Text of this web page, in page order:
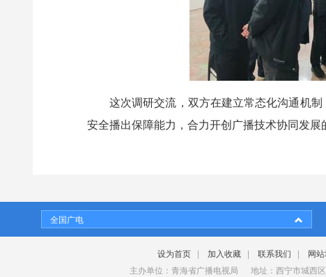
这次调研交流，双方在建立常态化沟通机
安全播出保障能力，合力开创广播技术协同发展
全国广电
设为首页 | 加入收藏 | 联系我们 | 网
主办单位：青海省广播电视局 地址：西宁市城西